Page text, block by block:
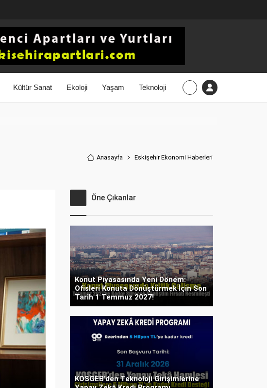
Kültür Sanat Ekoloji Yaşam Teknoloji
Anasayfa Eskişehir Ekonomi Haberleri
Öne Çıkanlar
Konut Piyasasında Yeni Dönem:
Ofisleri Konuta Dönüştürmek İçin Son
Tarih 1 Temmuz 2027!
KOSGEB’den Teknoloji Girişimlerine